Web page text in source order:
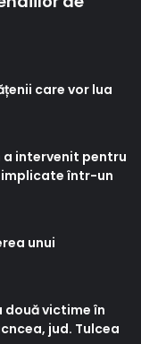
care vor lua
intervenit pentru
într-un
unui
victime în
jud. Tulcea